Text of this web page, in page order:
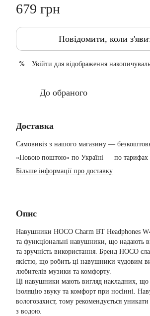
679 грн
Повідомити, коли
% Увійти для відображення
До обраного
Доставка
Самовивіз з нашого магазину —
«Новою поштою» по Україні — по тарифах
Більше інформації про доставку
Опис
Навушники HOCO Charm BT Headphones
та функціональні навушники, що надають
та зручність використання. Бренд HOCO
якістю, що робить ці навушники чудовим
любителів музики та комфорту.
Ці навушники мають вигляд накладних, що
ізоляцію звуку та комфорт при носінні.
вологозахист, тому рекомендується
з водою.